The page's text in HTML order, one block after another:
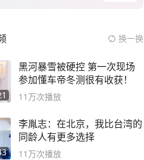
换一换
黑河暴雪被硬控 第一次现场
参加懂车帝冬测很有收获！
11万次播放
李胤志：在北京，我比台湾的
同龄人有更多选择
11万次播放